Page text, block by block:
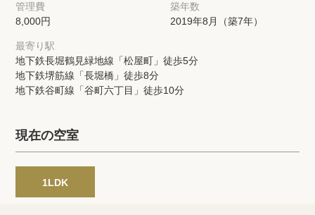
来店予約
各種お問い合わせ
高級賃貸物件コラム modern classについて
プライバシーポリシー クッキーポリシー
商標について
管理費
8,000円
築年数
2019年8月（築7年）
最寄り駅
地下鉄長堀鶴見緑地線「松屋町」徒歩5分
地下鉄堺筋線「長堀橋」徒歩8分
地下鉄谷町線「谷町六丁目」徒歩10分
現在の空室
1LDK